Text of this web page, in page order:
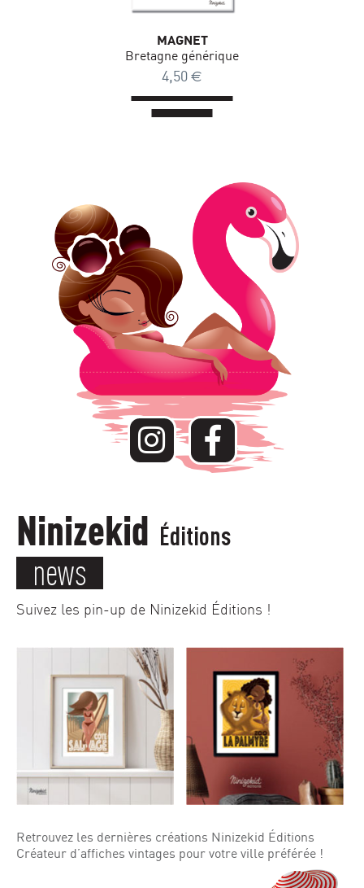
MAGNET
Bretagne générique
4,50 €
Ninizekid Éditions
news
Suivez les pin-up de Ninizekid Éditions !
Retrouvez les dernières créations Ninizekid Éditions
Créateur d’affiches vintages pour votre ville préférée !